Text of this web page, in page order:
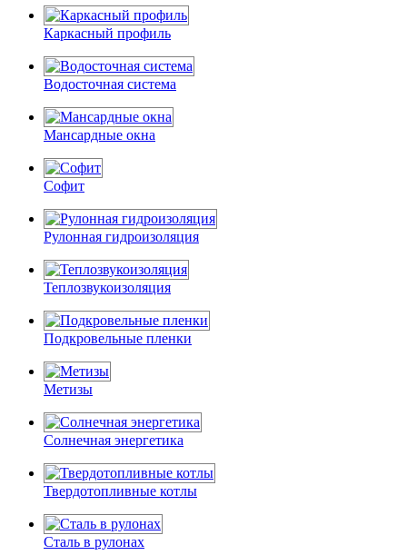
Каркасный профиль
Водосточная система
Мансардные окна
Софит
Рулонная гидроизоляция
Теплозвукоизоляция
Подкровельные пленки
Метизы
Солнечная энергетика
Твердотопливные котлы
Сталь в рулонах